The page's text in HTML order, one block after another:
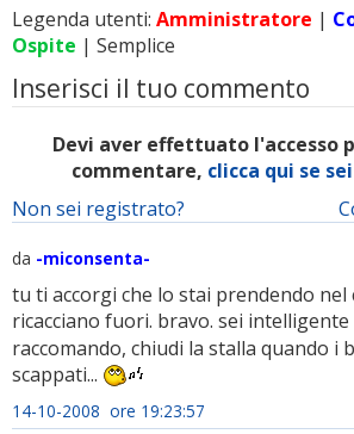
Legenda utenti: Amministratore |
Ospite | Semplice
Inserisci il tuo commento
Devi aver effettuato l'accesso
commentare, clicca qui se
Non sei registrato?
da -miconsenta-
tu ti accorgi che lo stai prendendo nel
ricacciano fuori. bravo. sei intelligente
raccomando, chiudi la stalla quando i
scappati...
14-10-2008 ore 19:23:57